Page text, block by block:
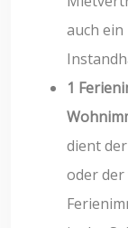
auch
1
dient
oder der